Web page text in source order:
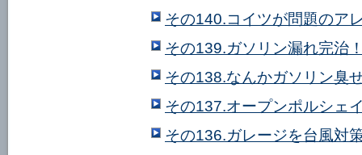
その140.コイツが問題のア
その139.ガソリン漏れ完治
その138.なんかガソリン臭
その137.オープンポルシェ
その136.ガレージを台風対